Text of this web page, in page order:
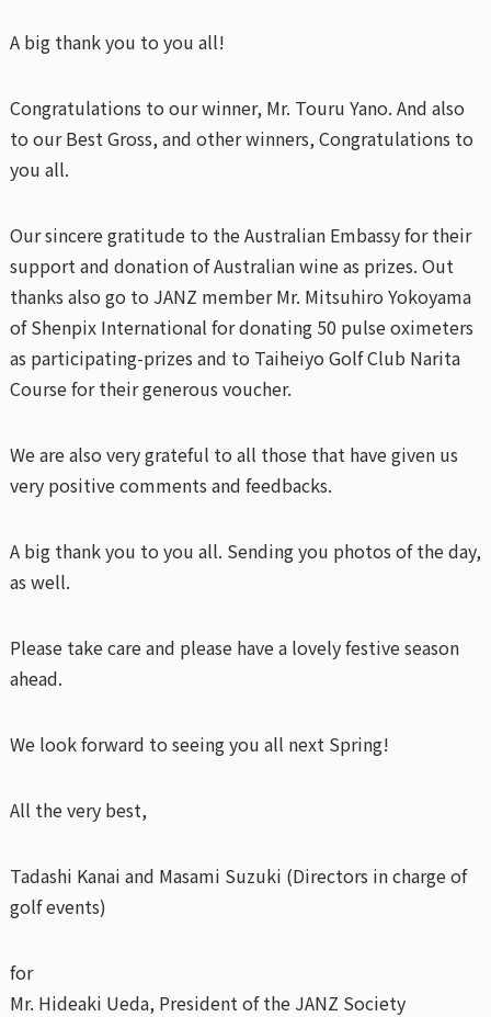
A big thank you to you all!
Congratulations to our winner, Mr. Touru Yano. And also
to our Best Gross, and other winners, Congratulations to
you all.
Our sincere gratitude to the Australian Embassy for their
support and donation of Australian wine as prizes. Out
thanks also go to JANZ member Mr. Mitsuhiro Yokoyama
of Shenpix International for donating 50 pulse oximeters
as participating-prizes and to Taiheiyo Golf Club Narita
Course for their generous voucher.
We are also very grateful to all those that have given us
very positive comments and feedbacks.
A big thank you to you all. Sending you photos of the day,
as well.
Please take care and please have a lovely festive season
ahead.
We look forward to seeing you all next Spring!
All the very best,
Tadashi Kanai and Masami Suzuki (Directors in charge of
golf events)
for
Mr. Hideaki Ueda, President of the JANZ Society